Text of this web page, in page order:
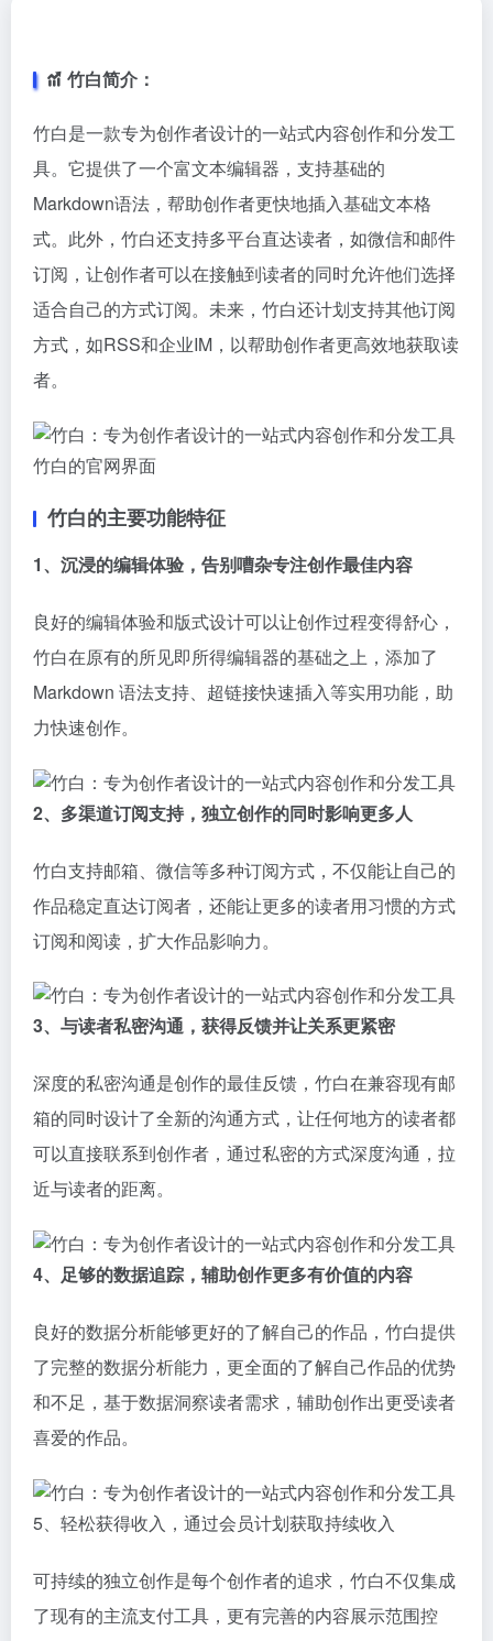
竹白简介：
竹白是一款专为创作者设计的一站式内容创作和分发工
具。它提供了一个富文本编辑器，支持基础的
Markdown语法，帮助创作者更快地插入基础文本格
式。此外，竹白还支持多平台直达读者，如微信和邮件
订阅，让创作者可以在接触到读者的同时允许他们选择
适合自己的方式订阅。未来，竹白还计划支持其他订阅
方式，如RSS和企业IM，以帮助创作者更高效地获取读
者。
竹白的官网界面
竹白的主要功能特征
1、沉浸的编辑体验，告别嘈杂专注创作最佳内容
良好的编辑体验和版式设计可以让创作过程变得舒心，
竹白在原有的所见即所得编辑器的基础之上，添加了
Markdown 语法支持、超链接快速插入等实用功能，助
力快速创作。
2、多渠道订阅支持，独立创作的同时影响更多人
竹白支持邮箱、微信等多种订阅方式，不仅能让自己的
作品稳定直达订阅者，还能让更多的读者用习惯的方式
订阅和阅读，扩大作品影响力。
3、与读者私密沟通，获得反馈并让关系更紧密
深度的私密沟通是创作的最佳反馈，竹白在兼容现有邮
箱的同时设计了全新的沟通方式，让任何地方的读者都
可以直接联系到创作者，通过私密的方式深度沟通，拉
近与读者的距离。
4、足够的数据追踪，辅助创作更多有价值的内容
良好的数据分析能够更好的了解自己的作品，竹白提供
了完整的数据分析能力，更全面的了解自己作品的优势
和不足，基于数据洞察读者需求，辅助创作出更受读者
喜爱的作品。
5、轻松获得收入，通过会员计划获取持续收入
可持续的独立创作是每个创作者的追求，竹白不仅集成
了现有的主流支付工具，更有完善的内容展示范围控